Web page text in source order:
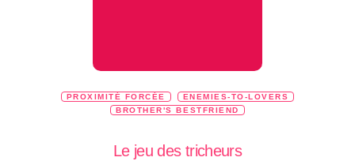
PROXIMITÉ FORCÉE
ENEMIES-TO-LOVERS
BROTHER'S BESTFRIEND
Le jeu des tricheurs